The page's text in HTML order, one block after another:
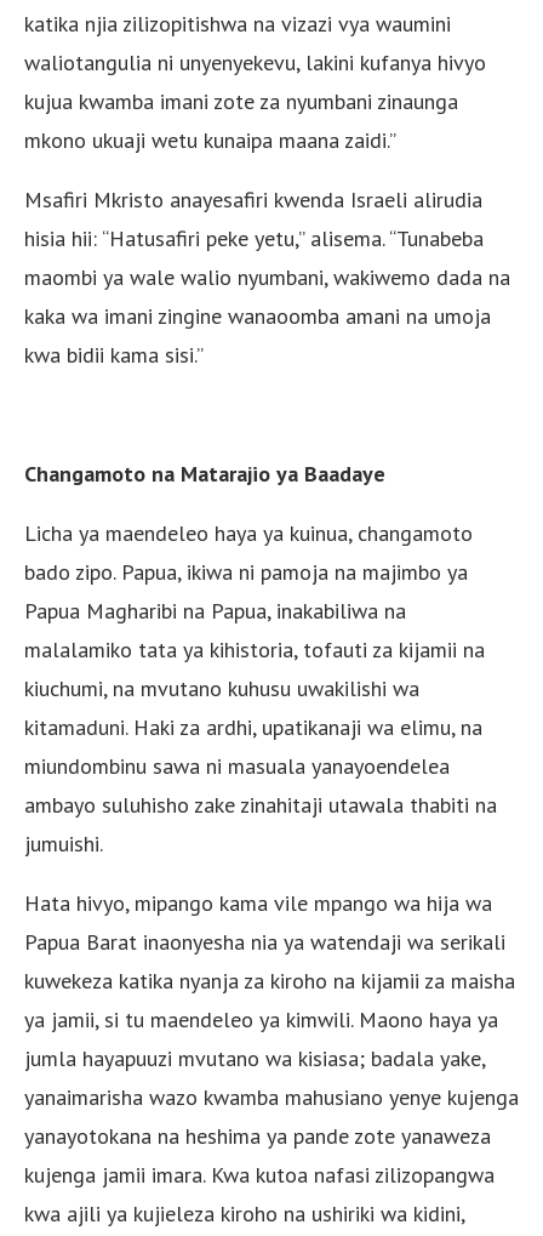
katika njia zilizopitishwa na vizazi vya waumini
waliotangulia ni unyenyekevu, lakini kufanya hivyo
kujua kwamba imani zote za nyumbani zinaunga
mkono ukuaji wetu kunaipa maana zaidi.”
Msafiri Mkristo anayesafiri kwenda Israeli alirudia
hisia hii: “Hatusafiri peke yetu,” alisema. “Tunabeba
maombi ya wale walio nyumbani, wakiwemo dada na
kaka wa imani zingine wanaoomba amani na umoja
kwa bidii kama sisi.”
Changamoto na Matarajio ya Baadaye
Licha ya maendeleo haya ya kuinua, changamoto
bado zipo. Papua, ikiwa ni pamoja na majimbo ya
Papua Magharibi na Papua, inakabiliwa na
malalamiko tata ya kihistoria, tofauti za kijamii na
kiuchumi, na mvutano kuhusu uwakilishi wa
kitamaduni. Haki za ardhi, upatikanaji wa elimu, na
miundombinu sawa ni masuala yanayoendelea
ambayo suluhisho zake zinahitaji utawala thabiti na
jumuishi.
Hata hivyo, mipango kama vile mpango wa hija wa
Papua Barat inaonyesha nia ya watendaji wa serikali
kuwekeza katika nyanja za kiroho na kijamii za maisha
ya jamii, si tu maendeleo ya kimwili. Maono haya ya
jumla hayapuuzi mvutano wa kisiasa; badala yake,
yanaimarisha wazo kwamba mahusiano yenye kujenga
yanayotokana na heshima ya pande zote yanaweza
kujenga jamii imara. Kwa kutoa nafasi zilizopangwa
kwa ajili ya kujieleza kiroho na ushiriki wa kidini,